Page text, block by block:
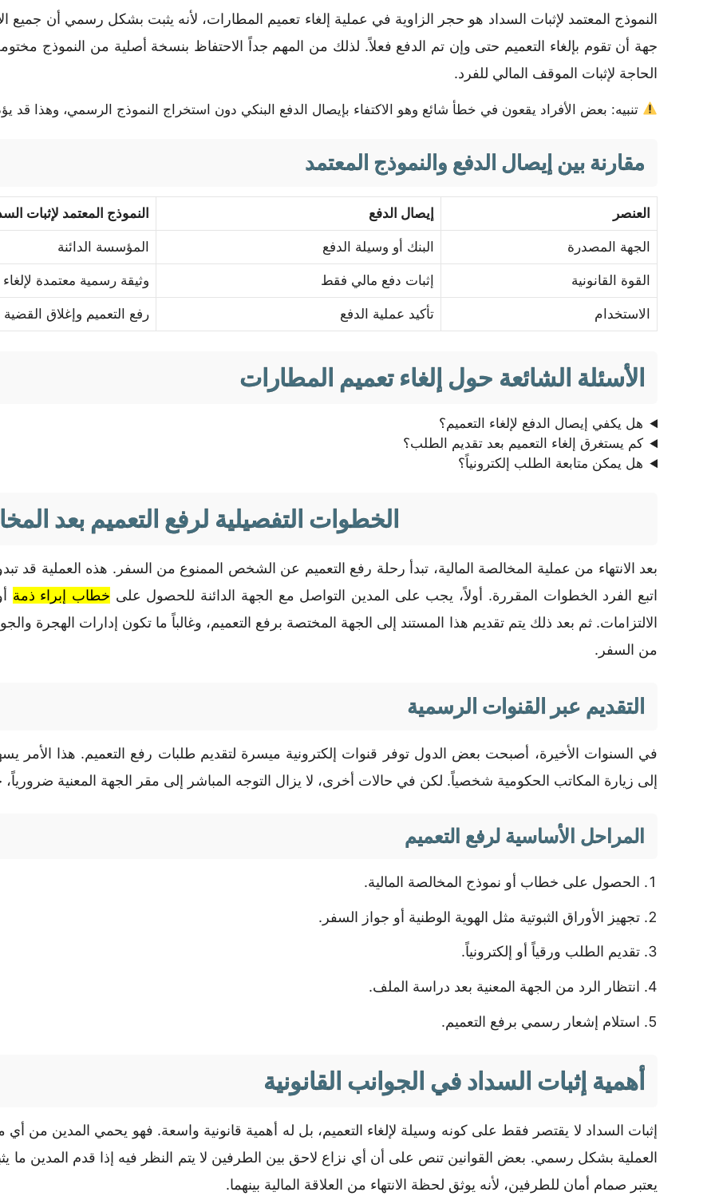
النموذج المعتمد لإثبات السداد هو حجر الزاوية في عملية إلغاء تعميم المطارات، لأنه يثبت بشكل رسمي أن جميع
جهة أن تقوم بإلغاء التعميم حتى وإن تم الدفع فعلاً. لذلك من المهم جداً الاحتفاظ بنسخة أصلية من النموذج
الحاجة لإثبات الموقف المالي للفرد.
تنبيه: بعض الأفراد يقعون في خطأ شائع وهو الاكتفاء بإيصال الدفع البنكي دون استخراج النموذج الرسمي، وهذا قد
مقارنة بين إيصال الدفع والنموذج المعتمد
العنصر إيصال الدفع النموذج المعتمد لإثبات
الجهة المصدرة البنك أو وسيلة الدفع المؤسسة الدائنة
القوة القانونية إثبات دفع مالي فقط وثيقة رسمية معتمدة لإلغاء
الاستخدام تأكيد عملية الدفع رفع التعميم وإغلاق القضية
الأسئلة الشائعة حول إلغاء تعميم المطارات
هل يكفي إيصال الدفع لإلغاء التعميم؟
كم يستغرق إلغاء التعميم بعد تقديم الطلب؟
هل يمكن متابعة الطلب إلكترونياً؟
الخطوات التفصيلية لرفع التعميم بعد
بعد الانتهاء من عملية المخالصة المالية، تبدأ رحلة رفع التعميم عن الشخص الممنوع من السفر. هذه العملية قد
اتبع الفرد الخطوات المقررة. أولاً، يجب على المدين التواصل مع الجهة الدائنة للحصول على خطاب إبراء ذمة
الالتزامات. ثم بعد ذلك يتم تقديم هذا المستند إلى الجهة المختصة برفع التعميم، وغالباً ما تكون إدارات
من السفر.
التقديم عبر القنوات الرسمية
في السنوات الأخيرة، أصبحت بعض الدول توفر قنوات إلكترونية ميسرة لتقديم طلبات رفع التعميم. هذا الأمر
إلى زيارة المكاتب الحكومية شخصياً. لكن في حالات أخرى، لا يزال التوجه المباشر إلى مقر الجهة المعنية
المراحل الأساسية لرفع التعميم
الحصول على خطاب أو نموذج المخالصة المالية.
تجهيز الأوراق الثبوتية مثل الهوية الوطنية أو جواز السفر.
تقديم الطلب ورقياً أو إلكترونياً.
انتظار الرد من الجهة المعنية بعد دراسة الملف.
استلام إشعار رسمي برفع التعميم.
أهمية إثبات السداد في الجوانب القانونية
إثبات السداد لا يقتصر فقط على كونه وسيلة لإلغاء التعميم، بل له أهمية قانونية واسعة. فهو يحمي المدين من أي
العملية بشكل رسمي. بعض القوانين تنص على أن أي نزاع لاحق بين الطرفين لا يتم النظر فيه إذا قدم المدين ما
يعتبر صمام أمان للطرفين، لأنه يوثق لحظة الانتهاء من العلاقة المالية بينهما.